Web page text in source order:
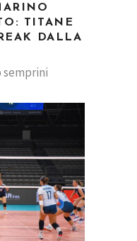
TITANE
DALLA
semprini